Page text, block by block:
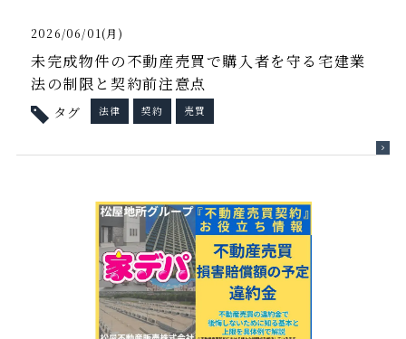
2026/06/01(月)
未完成物件の不動産売買で購入者を守る宅建業
法の制限と契約前注意点
タグ 法律 契約 売買